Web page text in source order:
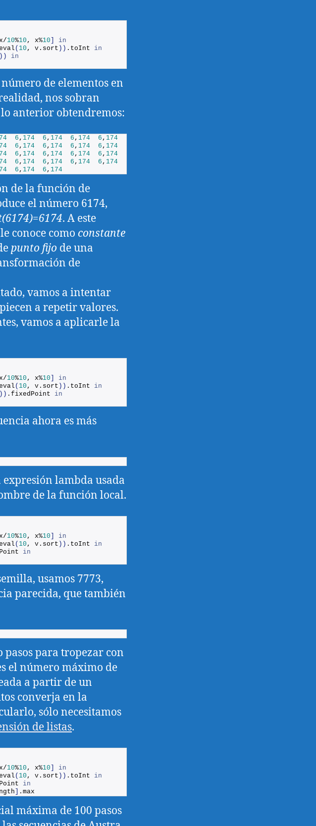
10%10 , x%10
in
( 10 , v. sort )) . toInt
in
))
in
de elementos en
nos sobran
anterior obtendremos:
6 , 174 6 , 174 6 , 174 6 , 174
6 , 174 6 , 174 6 , 174 6 , 174
6 , 174 6 , 174 6 , 174 6 , 174
6 , 174 6 , 174 6 , 174 6 , 174
6 , 174 6 , 174
de la función de
el número 6174,
. A este
conoce como constante
punto fijo de una
de
vamos a intentar
a repetir valores.
vamos a aplicarle la
10%10 , x%10
in
( 10 , v. sort )) . toInt
in
)) . fixedPoint
in
ahora es más
lambda usada
de la función local.
10%10 , x%10
in
( 10 , v. sort )) . toInt
in
in
usamos 7773,
parecida, que también
pasos para tropezar con
el número máximo de
a partir de un
converja en la
sólo necesitamos
de listas.
10%10 , x%10
in
( 10 , v. sort )) . toInt
in
in
. max
máxima de 100 pasos